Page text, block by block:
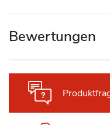
Bewertungen